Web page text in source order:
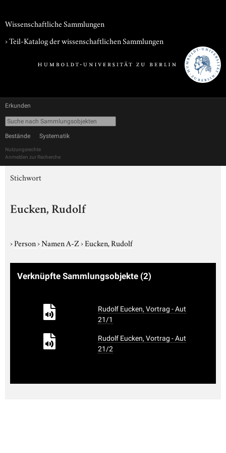
Wissenschaftliche Sammlungen
› Teil-Katalog der wissenschaftlichen Sammlungen
Erkunden
Bestände Systematik
Nutzungsrechte
Anmelden zur Recherche
Stichwort
Eucken, Rudolf
›Person›Namen A-Z›Eucken, Rudolf
Verknüpfte Sammlungsobjekte (2)
Rudolf Eucken, Vortrag - Aut
21/1
Rudolf Eucken, Vortrag - Aut
21/2